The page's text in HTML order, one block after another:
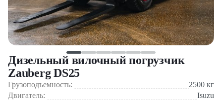
Дизельный вилочный погрузчик
Zauberg DS25
Грузоподъемность: 2500 кг
Двигатель:
Isuzu